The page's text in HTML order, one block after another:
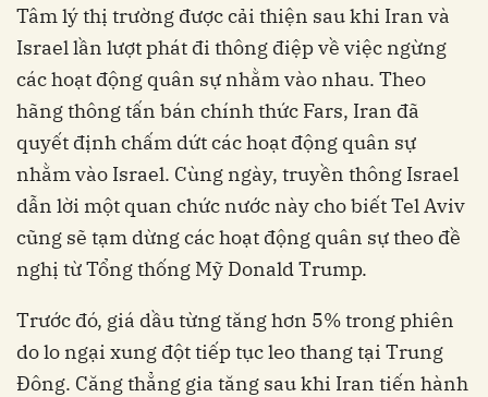
Tâm lý thị trường được cải thiện sau khi Iran và
Israel lần lượt phát đi thông điệp về việc ngừng
các hoạt động quân sự nhằm vào nhau. Theo
hãng thông tấn bán chính thức Fars, Iran đã
quyết định chấm dứt các hoạt động quân sự
nhằm vào Israel. Cùng ngày, truyền thông Israel
dẫn lời một quan chức nước này cho biết Tel Aviv
cũng sẽ tạm dừng các hoạt động quân sự theo đề
nghị từ Tổng thống Mỹ Donald Trump.
Trước đó, giá dầu từng tăng hơn 5% trong phiên
do lo ngại xung đột tiếp tục leo thang tại Trung
Đông. Căng thẳng gia tăng sau khi Iran tiến hành